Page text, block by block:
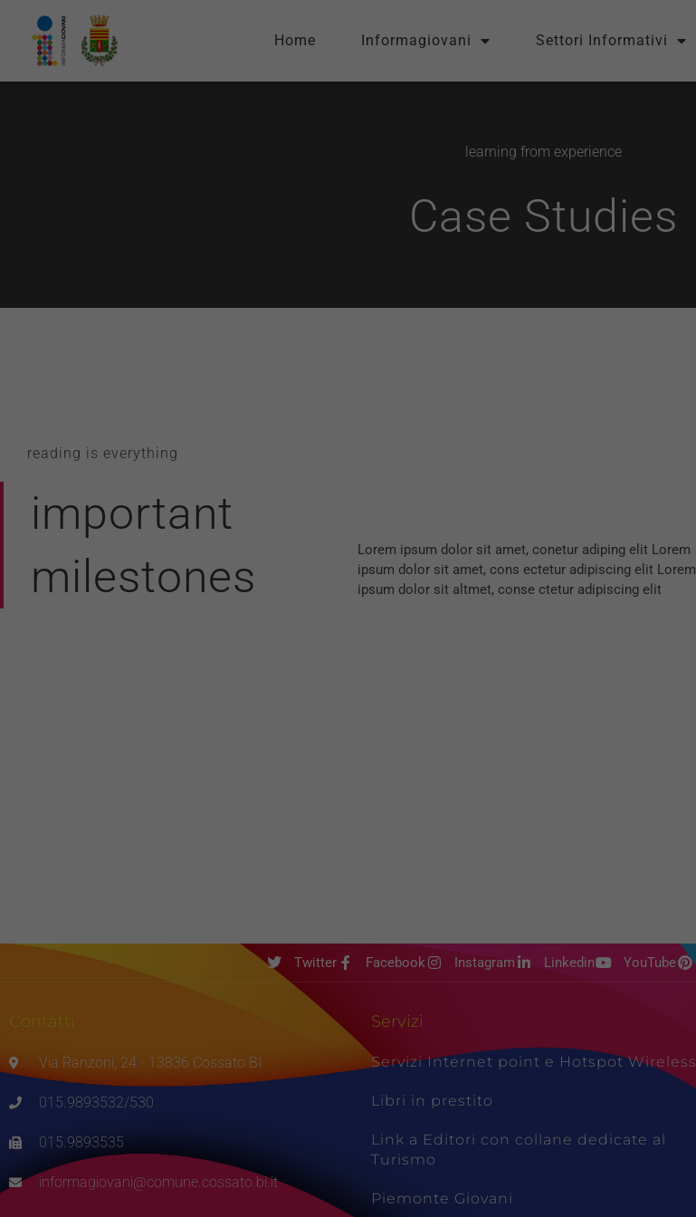
Home Informagiovani Settori Informativi
learning from experience
Case Studies
reading is everything
important
milestones
Lorem ipsum dolor sit amet, conetur adiping elit Lorem
ipsum dolor sit amet, cons ectetur adipiscing elit Lorem
ipsum dolor sit altmet, conse ctetur adipiscing elit
aloma lomiur off silder tolos. Lorem ipsum dolor sitlor
amet, conetur adiping elit Lorem ipsum dolor sit amet,
Twitter Facebook Instagram Linkedin YouTube
Contatti
Via Ranzoni, 24 - 13836 Cossato BI
015.9893532/530
015.9893535
informagiovani@comune.cossato.bi.it
Servizi
Servizi Internet point e Hotspot Wireless
Libri in prestito
Link a Editori con collane dedicate al
Turismo
Piemonte Giovani